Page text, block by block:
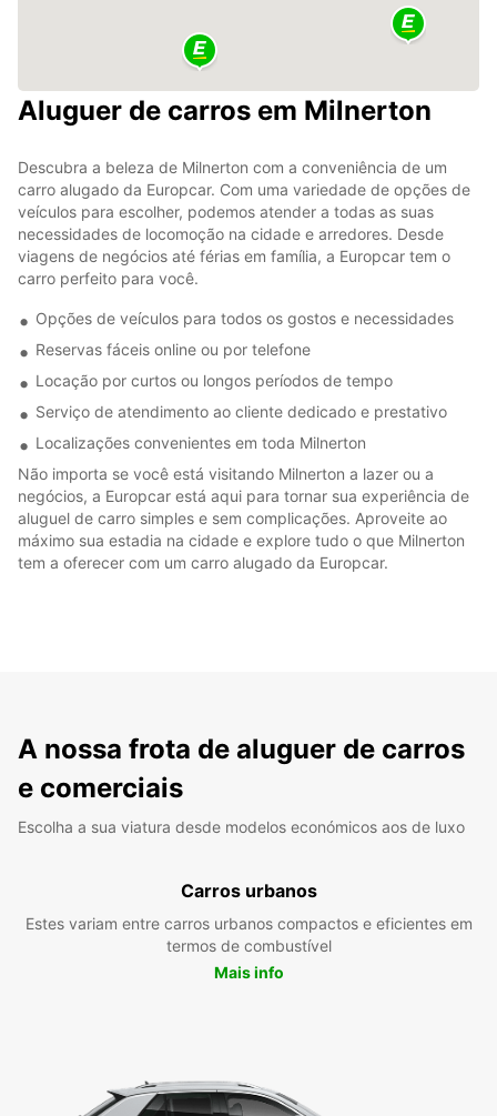
Aluguer de carros em Milnerton
Descubra a beleza de Milnerton com a conveniência de um
carro alugado da Europcar. Com uma variedade de opções de
veículos para escolher, podemos atender a todas as suas
necessidades de locomoção na cidade e arredores. Desde
viagens de negócios até férias em família, a Europcar tem o
carro perfeito para você.
Opções de veículos para todos os gostos e necessidades
Reservas fáceis online ou por telefone
Locação por curtos ou longos períodos de tempo
Serviço de atendimento ao cliente dedicado e prestativo
Localizações convenientes em toda Milnerton
Não importa se você está visitando Milnerton a lazer ou a
negócios, a Europcar está aqui para tornar sua experiência de
aluguel de carro simples e sem complicações. Aproveite ao
máximo sua estadia na cidade e explore tudo o que Milnerton
tem a oferecer com um carro alugado da Europcar.
A nossa frota de aluguer de carros
e comerciais
Escolha a sua viatura desde modelos económicos aos de luxo
Carros urbanos
Estes variam entre carros urbanos compactos e eficientes em
termos de combustível
Mais info